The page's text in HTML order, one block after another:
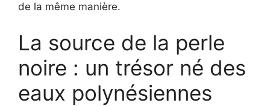
de la même manière.
La source de la perle
noire : un trésor né des
eaux polynésiennes